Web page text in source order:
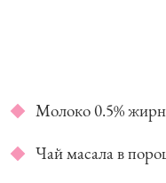
Молоко 0.5%
Чай масала в